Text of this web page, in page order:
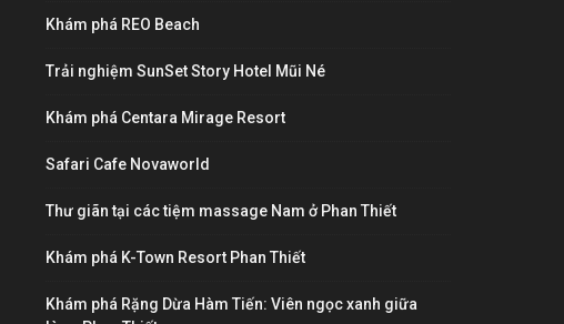
Khám phá REO Beach
Trải nghiệm SunSet Story Hotel Mũi Né
Khám phá Centara Mirage Resort
Safari Cafe Novaworld
Thư giãn tại các tiệm massage Nam ở Phan Thiết
Khám phá K-Town Resort Phan Thiết
Khám phá Rặng Dừa Hàm Tiến: Viên ngọc xanh giữa